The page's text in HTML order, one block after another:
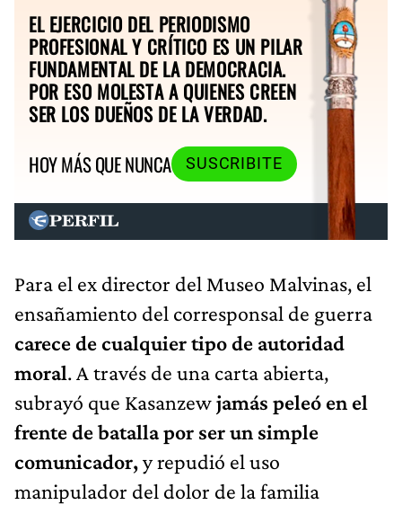
EL EJERCICIO DEL PERIODISMO
PROFESIONAL Y CRÍTICO ES UN PILAR
FUNDAMENTAL DE LA DEMOCRACIA.
POR ESO MOLESTA A QUIENES CREEN
SER LOS DUEÑOS DE LA VERDAD.
HOY MÁS QUE NUNCA
SUSCRIBITE
Para el ex director del Museo Malvinas, el
ensañamiento del corresponsal de guerra
carece de cualquier tipo de autoridad
moral. A través de una carta abierta,
subrayó que Kasanzewjamás peleó en el
frente de batalla por ser un simple
comunicador,y repudió el uso
manipulador del dolor de la familia